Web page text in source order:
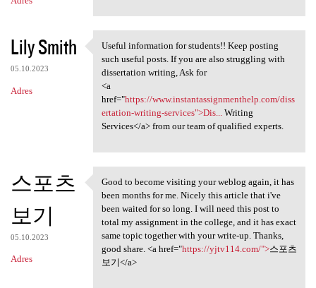
Lily Smith
05.10.2023
Adres
Useful information for
Useful information for students!! Keep posting
such useful posts. If you are also struggling with
dissertation writing, Ask for
<a
href="https://www.instantassignmenthelp.com/diss
ertation-writing-services">Dis...Writing
Services</a> from our team of qualified experts.
스포츠
보기
05.10.2023
Adres
Good to become visiting your
Good to become visiting your weblog again, it has
been months for me. Nicely this article that i've
been waited for so long. I will need this post to
total my assignment in the college, and it has exact
same topic together with your write-up. Thanks,
good share. <a href="https://yjtv114.com/">스포츠
보기</a>